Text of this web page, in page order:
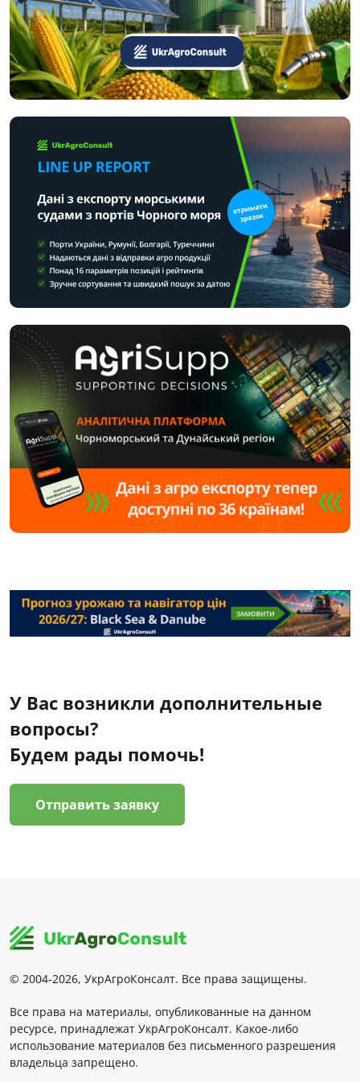
У Вас возникли дополнительные
вопросы?
Будем рады помочь!
Отправить заявку
© 2004-2026, УкрАгроКонсалт. Все права защищены.
Все права на материалы, опубликованные на данном
ресурсе, принадлежат УкрАгроКонсалт. Какое-либо
использование материалов без письменного разрешения
владельца запрещено.